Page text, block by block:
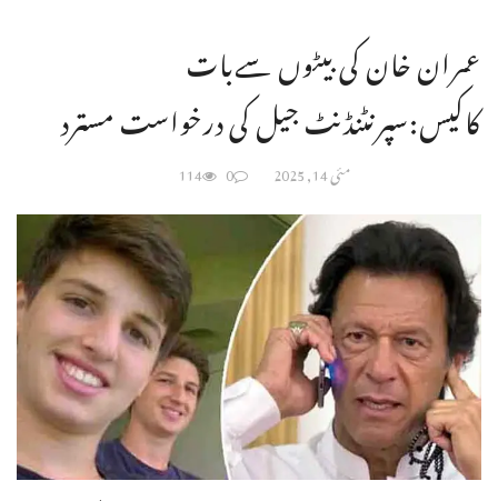
عمران خان کی بیٹوں سےبات
کاکیس:سپرنٹنڈنٹ جیل کی درخواست مسترد
مئی 14, 2025 0
114